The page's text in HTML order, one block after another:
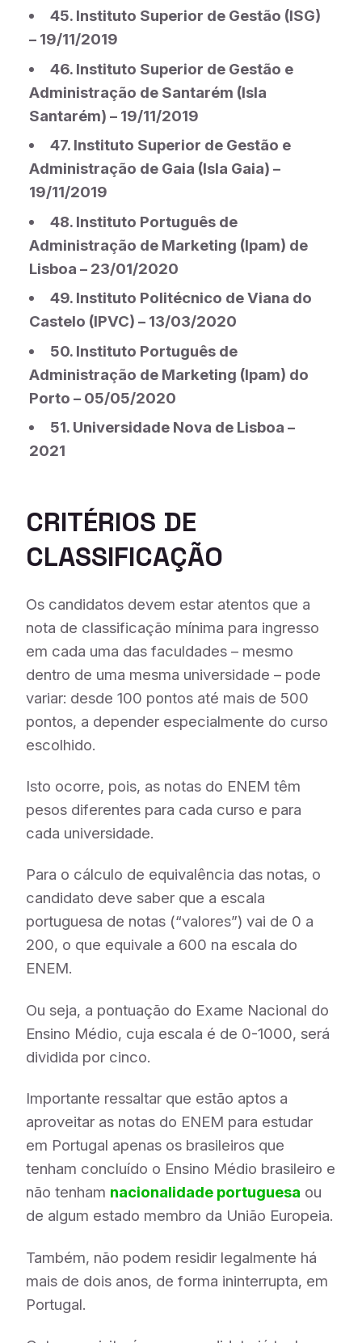
45. Instituto Superior de Gestão (ISG)
– 19/11/2019
46. Instituto Superior de Gestão e
Administração de Santarém (Isla
Santarém) – 19/11/2019
47. Instituto Superior de Gestão e
Administração de Gaia (Isla Gaia) –
19/11/2019
48. Instituto Português de
Administração de Marketing (Ipam) de
Lisboa – 23/01/2020
49. Instituto Politécnico de Viana do
Castelo (IPVC) – 13/03/2020
50. Instituto Português de
Administração de Marketing (Ipam) do
Porto – 05/05/2020
51. Universidade Nova de Lisboa –
2021
CRITÉRIOS DE
CLASSIFICAÇÃO
Os candidatos devem estar atentos que a
nota de classificação mínima para ingresso
em cada uma das faculdades – mesmo
dentro de uma mesma universidade – pode
variar: desde 100 pontos até mais de 500
pontos, a depender especialmente do curso
escolhido.
Isto ocorre, pois, as notas do ENEM têm
pesos diferentes para cada curso e para
cada universidade.
Para o cálculo de equivalência das notas, o
candidato deve saber que a escala
portuguesa de notas (“valores”) vai de 0 a
200, o que equivale a 600 na escala do
ENEM.
Ou seja, a pontuação do Exame Nacional do
Ensino Médio, cuja escala é de 0-1000, será
dividida por cinco.
Importante ressaltar que estão aptos a
aproveitar as notas do ENEM para estudar
em Portugal apenas os brasileiros que
tenham concluído o Ensino Médio brasileiro e
não tenham nacionalidade portuguesa ou
de algum estado membro da União Europeia.
Também, não podem residir legalmente há
mais de dois anos, de forma ininterrupta, em
Portugal.